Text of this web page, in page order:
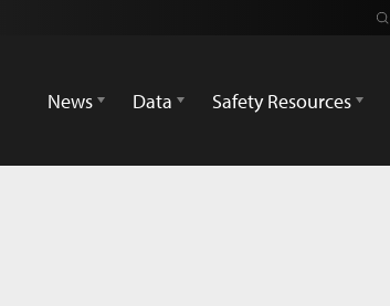
News
Data Safety Resources